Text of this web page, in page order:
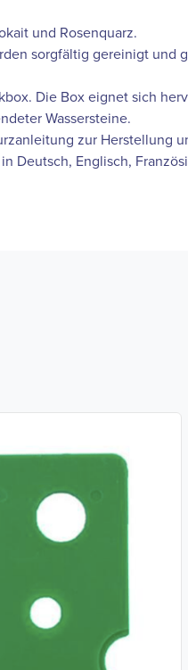
und Rosenquarz.
sorgfältig gereinigt und
Die Box eignet sich
Wassersteine.
zur Herstellung
Deutsch, Englisch,